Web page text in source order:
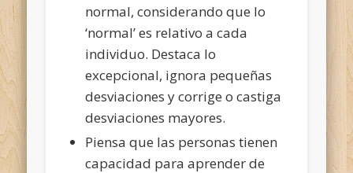
normal, considerando que lo
‘normal’ es relativo a cada
individuo. Destaca lo
excepcional, ignora pequeñas
desviaciones y corrige o castiga
desviaciones mayores.
Piensa que las personas tienen
capacidad para aprender de